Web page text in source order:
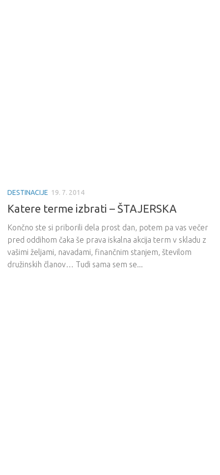
DESTINACIJE 19. 7. 2014
Katere terme izbrati – ŠTAJERSKA
Končno ste si priborili dela prost dan, potem pa vas večer
pred oddihom čaka še prava iskalna akcija term v skladu z
vašimi željami, navadami, finančnim stanjem, številom
družinskih članov… Tudi sama sem se...